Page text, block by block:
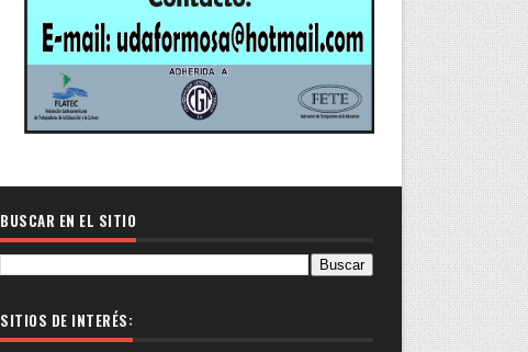
BUSCAR EN EL SITIO
SITIOS DE INTERÉS: